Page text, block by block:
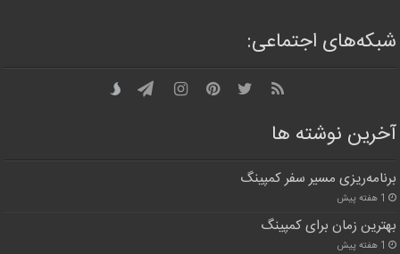
شبکه‌های اجتماعی:
آخرین نوشته ها
برنامه‌ریزی مسیر سفر کمپینگ
1 هفته پیش
بهترین زمان برای کمپینگ
1 هفته پیش